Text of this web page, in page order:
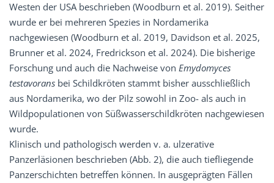
Westen der USA beschrieben (Woodburn et al. 2019). Seither
wurde er bei mehreren Spezies in Nordamerika
nachgewiesen (Woodburn et al. 2019, Davidson et al. 2025,
Brunner et al. 2024, Fredrickson et al. 2024). Die bisherige
Forschung und auch die Nachweise von Emydomyces
testavorans bei Schildkröten stammt bisher ausschließlich
aus Nordamerika, wo der Pilz sowohl in Zoo- als auch in
Wildpopulationen von Süßwasserschildkröten nachgewiesen
wurde.
Klinisch und pathologisch werden v. a. ulzerative
Panzerläsionen beschrieben (Abb. 2), die auch tiefliegende
Panzerschichten betreffen können. In ausgeprägten Fällen